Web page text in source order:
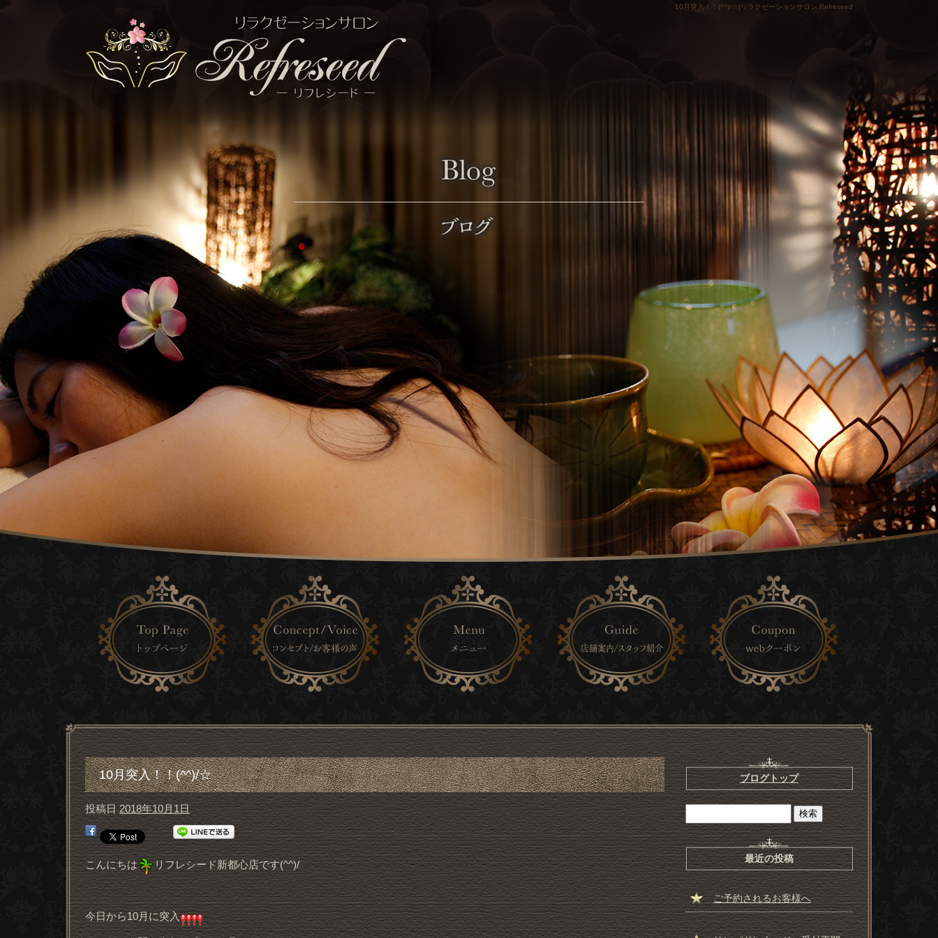
10月突入！！(^^)/☆|リラクゼーションサロン Refreseed
10月突入！！(^^)/☆
投稿日 2018年10月1日
こんにちは リフレシード新都心店です(^^)/
今日から10月に突入
ブログトップ
最近の投稿
ご予約されるお客様へ